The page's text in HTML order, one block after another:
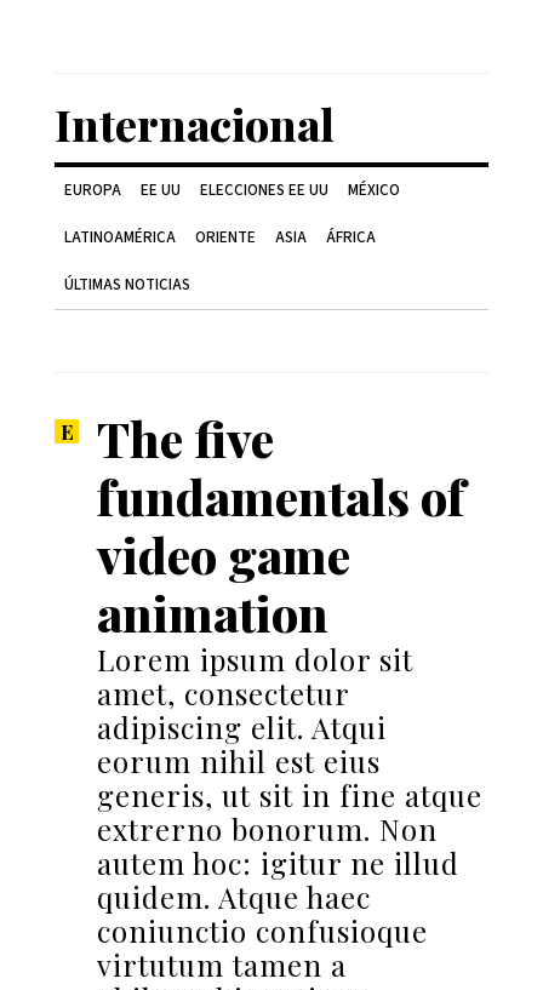
Internacional
EUROPA EE UU ELECCIONES EE UU MÉXICO
LATINOAMÉRICA ORIENTE ASIA ÁFRICA
ÚLTIMAS NOTICIAS
The five
fundamentals of
video game
animation
Lorem ipsum dolor sit
amet, consectetur
adipiscing elit. Atqui
eorum nihil est eius
generis, ut sit in fine atque
extrerno bonorum. Non
autem hoc: igitur ne illud
quidem. Atque haec
coniunctio confusioque
virtutum tamen a